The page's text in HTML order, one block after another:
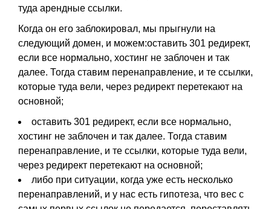
туда арендные ссылки.
Когда он его заблокировал, мы прыгнули на
следующий домен, и можем:оставить 301 редирект,
если все нормально, хостинг не заблочен и так
далее. Тогда ставим перенаправление, и те ссылки,
которые туда вели, через редирект перетекают на
основной;
оставить 301 редирект, если все нормально,
хостинг не заблочен и так далее. Тогда ставим
перенаправление, и те ссылки, которые туда вели,
через редирект перетекают на основной;
либо при ситуации, когда уже есть несколько
перенаправлений, и у нас есть гипотеза, что вес с